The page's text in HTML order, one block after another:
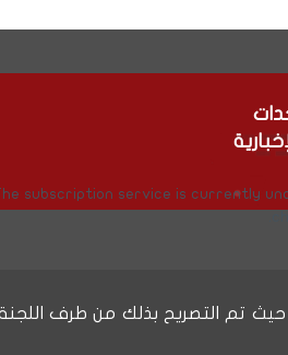
subscription service is currently
يحق لكم الولوج إلى بياناتكم الشخصية وتصحيحها والتعرض عن معالجتهاوفقًا لمقتضيات القانون رقم 09-08